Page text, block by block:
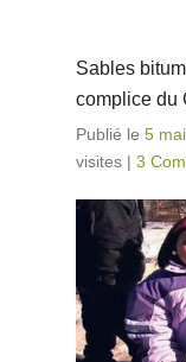
Sables
complice du
Publié le 5
visites | 3